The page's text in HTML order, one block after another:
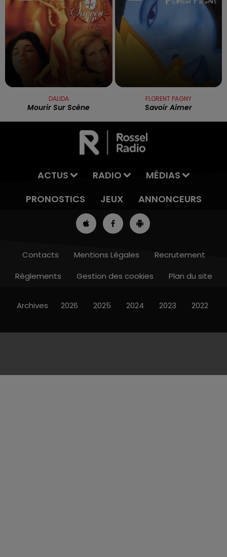
DALIDA
Mourir Sur Scène
FLORENT PAGNY
Savoir Aimer
ACTUS RADIO
MÉDIAS
PRONOSTICS
JEUX ANNONCEURS
Contacts Mentions Légales
Recrutement
Règlements
Gestion des cookies Plan du site
Archives 2026 2025 2024 2023 2022